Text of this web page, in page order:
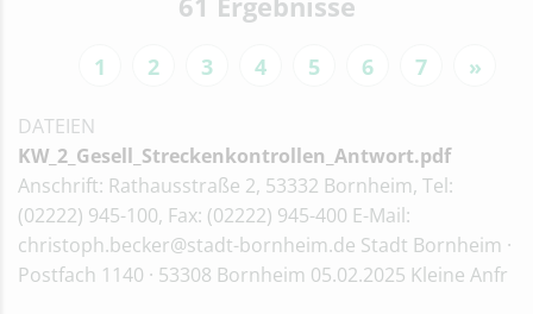
1 2 3 4 5 6 7 »
DATEIEN
KW_2_Gesell_Streckenkontrollen_Antwort.pdf
Anschrift: Rathausstraße 2, 53332 Bornheim, Tel:
(02222) 945-100, Fax: (02222) 945-400 E-Mail:
christoph.becker@stadt-bornheim.de Stadt Bornheim ·
Postfach 1140 · 53308 Bornheim 05.02.2025 Kleine Anfr